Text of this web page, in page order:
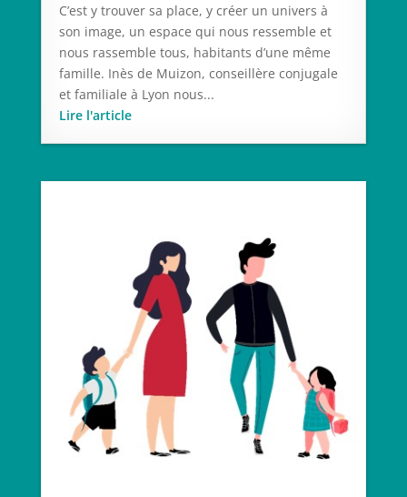
C’est y trouver sa place, y créer un univers à
son image, un espace qui nous ressemble et
nous rassemble tous, habitants d’une même
famille. Inès de Muizon, conseillère conjugale
et familiale à Lyon nous...
Lire l'article